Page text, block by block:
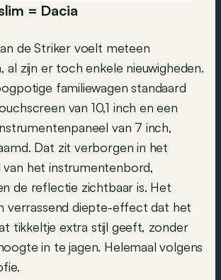
= Dacia
de Striker voelt meteen
al zijn er toch enkele nieuwigheden.
familiewagen standaard
van 10,1 inch en een
van 7 inch,
Dat zit verborgen in het
het instrumentenbord,
de reflectie zichtbaar is. Het
verrassend diepte-effect dat het
tikkeltje extra stijl geeft, zonder
in te jagen. Helemaal volgens